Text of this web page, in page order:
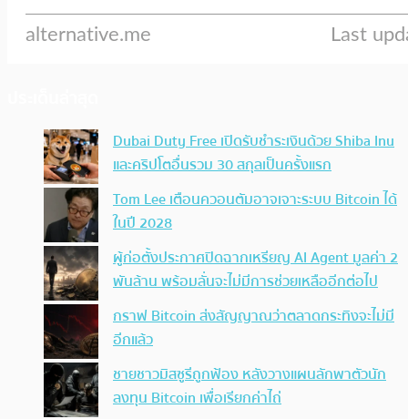
Dubai Duty Free เปิดรับชำระเงินด้วย Shiba Inu
และคริปโตอื่นรวม 30 สกุลเป็นครั้งแรก
Tom Lee เตือนควอนตัมอาจเจาะระบบ Bitcoin ได้
ในปี 2028
ผู้ก่อตั้งประกาศปิดฉากเหรียญ AI Agent มูลค่า 2
พันล้าน พร้อมลั่นจะไม่มีการช่วยเหลืออีกต่อไป
กราฟ Bitcoin ส่งสัญญาณว่าตลาดกระทิงจะไม่มี
อีกแล้ว
ชายชาวมิสซูรีถูกฟ้อง หลังวางแผนลักพาตัวนัก
ลงทุน Bitcoin เพื่อเรียกค่าไถ่